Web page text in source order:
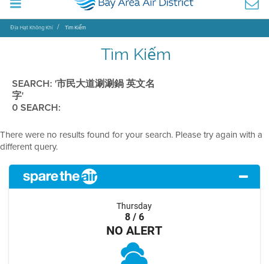
Địa Hạt Không Khí Tìm Kiếm
Tìm Kiếm
SEARCH: '市民大道涮涮鍋 英文名
字'
0 SEARCH:
There were no results found for your search. Please try again with a
different query.
Thursday
8 / 6
NO ALERT